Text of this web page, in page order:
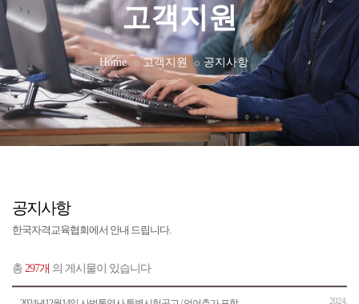
고객지원
Home 고객지원 공지사항
공지사항
한국자격교육협회에서 안내 드립니다.
총 297개 의 게시물이 있습니다
2024.